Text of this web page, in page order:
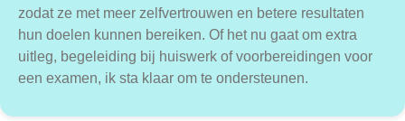
zodat ze met meer zelfvertrouwen en betere resultaten
hun doelen kunnen bereiken. Of het nu gaat om extra
uitleg, begeleiding bij huiswerk of voorbereidingen voor
een examen, ik sta klaar om te ondersteunen.